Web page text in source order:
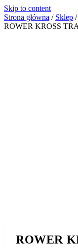
Skip to content
Strona główna / Sklep /
ROWER KROSS
ROWER